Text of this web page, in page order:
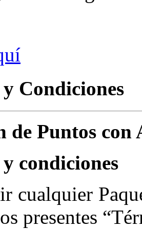
Condiciones
de Puntos con
condiciones
cualquier
presentes